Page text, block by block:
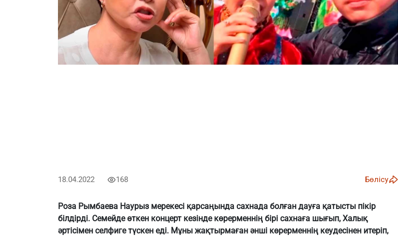
18.04.2022 168 Бөлісу
Роза Рымбаева Наурыз мерекесі қарсаңында сахнада болған дауға қатысты пікір
білдірді. Семейде өткен концерт кезінде көрерменнің бірі сахнаға шығып, Халық
әртісімен селфиге түскен еді. Мұны жақтырмаған әнші көрерменнің кеудесінен итеріп,